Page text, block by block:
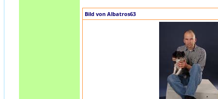
Bild von Albatros63